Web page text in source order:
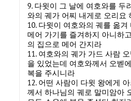
9. 다윗이 그 날에 여호와를 두
와의 궤가 어찌 내게로 오리요
10. 다윗이 여호와의 궤를 옮
메어 가기를 즐겨하지 아니하
의 집으로 메어 간지라
11. 여호와의 궤가 가드 사람
을 있었는데 여호와께서 오벧
복을 주시니라
12. 어떤 사람이 다윗 왕에게
께서 하나님의 궤로 말미암아